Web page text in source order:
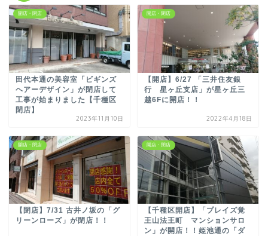
開店・閉店
田代本通の美容室「ビギンズ
ヘアーデザイン」が閉店して
工事が始まりました【千種区
閉店】
2023年11月10日
開店・閉店
【開店】6/27 「三井住友銀
行 星ヶ丘支店」が星ヶ丘三
越6Fに開店！！
2022年4月18日
開店・閉店
【閉店】7/31 古井ノ坂の「グ
リーンローズ」が閉店！！
開店・閉店
【千種区開店】「プレイズ覚
王山法王町 マンションサロ
ン」が開店！！姫池通の「ダ